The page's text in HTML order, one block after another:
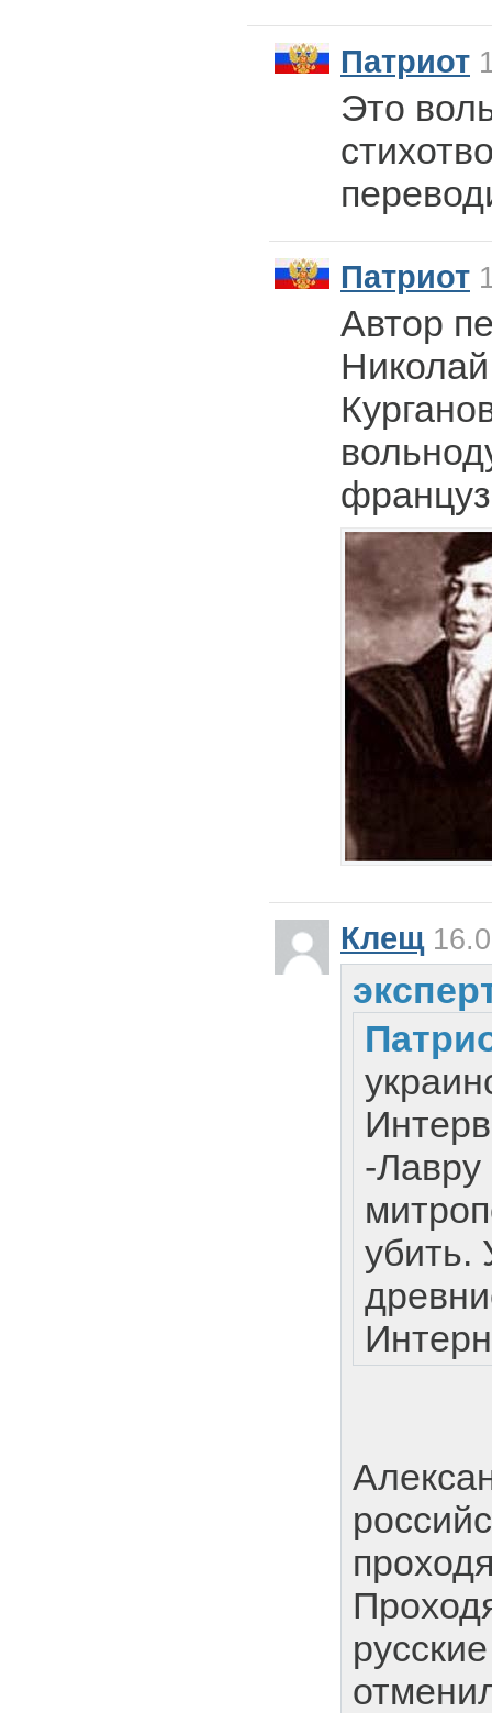
Патриот
Это
Патриот
Автор
Клещ
-Лавру
убить.